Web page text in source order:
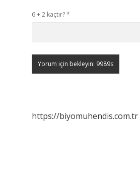
6 + 2 kaçtır?*
https://biyomuhendis.com.tr